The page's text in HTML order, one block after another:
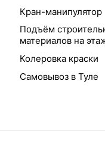
Кран-манипулятор
Подъём
материалов на
Колеровка краски
Самовывоз в Туле